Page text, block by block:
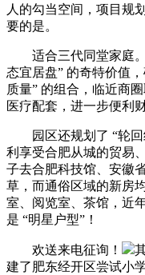
人的勾当空间，项目规
要的是。
适合三代同堂家庭。
态宜居盘” 的奇特价值
质量” 的组合，临近商
医疗配套，进一步便利
园区还规划了 “轮回
利享受合肥从城的贸易
子去合肥科技馆、安徽
草，而通俗区域的新房
室、阅览室、茶馆，近
是 “明星户型”！
欢送来电征询！
建了肥东经开区尝试小